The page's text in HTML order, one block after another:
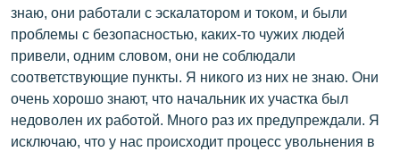
знаю, они работали с эскалатором и током, и были
проблемы с безопасностью, каких-то чужих людей
привели, одним словом, они не соблюдали
соответствующие пункты. Я никого из них не знаю. Они
очень хорошо знают, что начальник их участка был
недоволен их работой. Много раз их предупреждали. Я
исключаю, что у нас происходит процесс увольнения в